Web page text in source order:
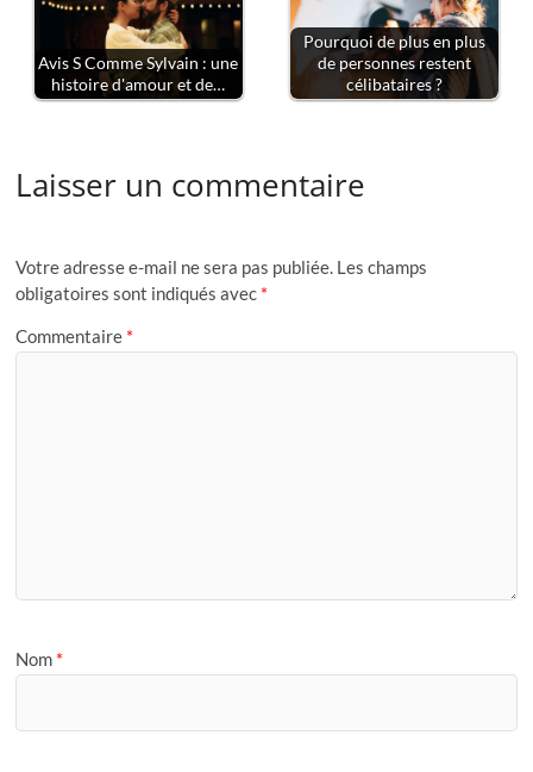
Avis S Comme Sylvain : une
histoire d'amour et de…
Pourquoi de plus en plus
de personnes restent
célibataires ?
Laisser un commentaire
Votre adresse e-mail ne sera pas publiée. Les champs
obligatoires sont indiqués avec *
Commentaire *
Nom *